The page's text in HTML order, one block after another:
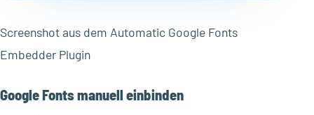
Screenshot aus dem Automatic Google Fonts
Embedder Plugin
Google Fonts manuell einbinden